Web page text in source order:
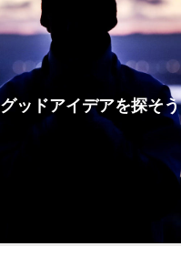
グッドアイデアを探そう